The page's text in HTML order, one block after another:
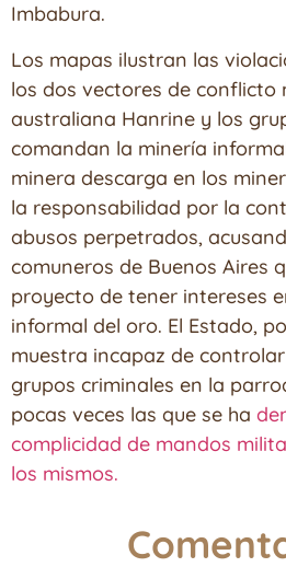
Imbabura.
Los mapas ilustran las
los dos vectores de conflicto
australiana Hanrine y los
comandan la minería
minera descarga en los
la responsabilidad por la
abusos perpetrados,
comuneros de Buenos Aires
proyecto de tener intereses
informal del oro. El Estado,
muestra incapaz de
grupos criminales en la
pocas veces las que se ha
complicidad de mandos
los mismos.